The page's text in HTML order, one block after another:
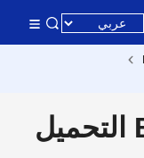
Brother DCP-T220 التحميل